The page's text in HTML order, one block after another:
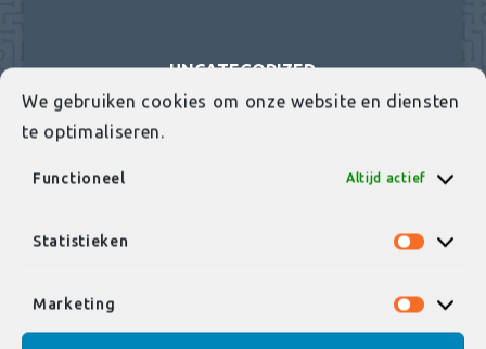
We gebruiken cookies om onze website en diensten
te optimaliseren.
Functioneel Altijd actief
Statistieken
Marketing
UNCATEGORIZED